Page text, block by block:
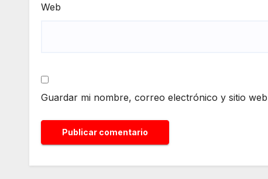
Web
Guardar mi nombre, correo electrónico y sitio